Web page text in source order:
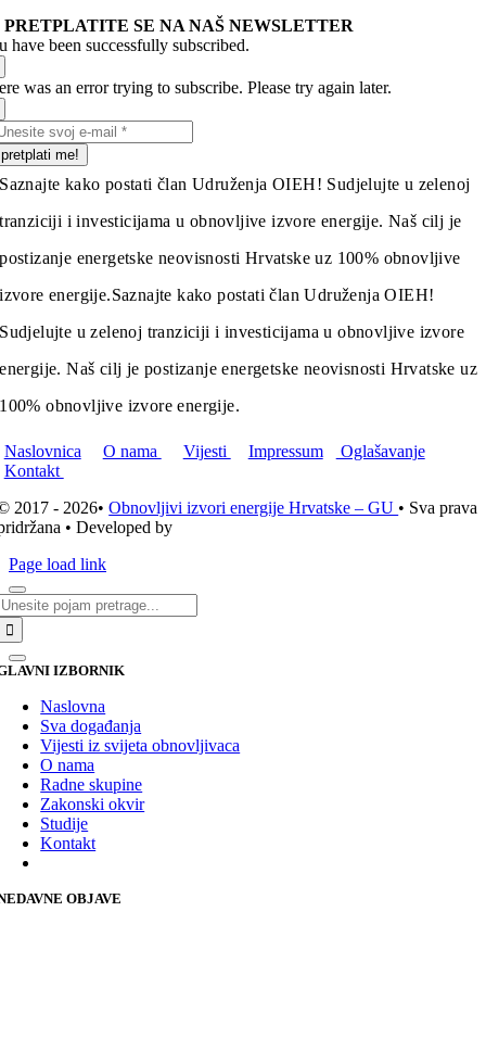
PRETPLATITE SE NA NAŠ NEWSLETTER
have been successfully subscribed.
was an error trying to subscribe. Please try again later.
pretplati me!
Saznajte kako postati član Udruženja OIEH! Sudjelujte u zelenoj
tranziciji i investicijama u obnovljive izvore energije. Naš cilj je
postizanje energetske neovisnosti Hrvatske uz 100% obnovljive
izvore energije.Saznajte kako postati član Udruženja OIEH!
Sudjelujte u zelenoj tranziciji i investicijama u obnovljive izvore
energije. Naš cilj je postizanje energetske neovisnosti Hrvatske uz
100% obnovljive izvore energije.
Naslovnica O nama Vijesti Impressum
Oglašavanje
Kontakt
2017 - 2026•Obnovljivi izvori energije Hrvatske – GU • Sva prava
• Developed by
Page load link
IZBORNIK
Naslovna
Sva događanja
Vijesti iz svijeta obnovljivaca
O nama
Radne skupine
Zakonski okvir
Studije
Kontakt
OBJAVE